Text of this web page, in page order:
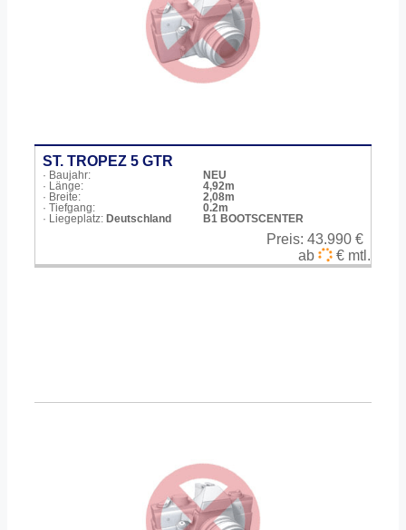
ST. TROPEZ 5 GTR
· Baujahr:
NEU
· Länge:
4,92m
· Breite:
2,08m
· Tiefgang:
0.2m
· Liegeplatz: Deutschland B1 BOOTSCENTER
Preis: 43.990 €
ab
€ mtl.